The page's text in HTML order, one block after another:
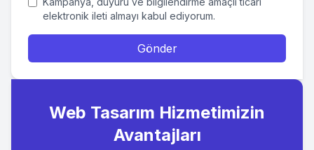
elektronik ileti almayı kabul ediyorum.
Gönder
Web Tasarım Hizmetimizin
Avantajları